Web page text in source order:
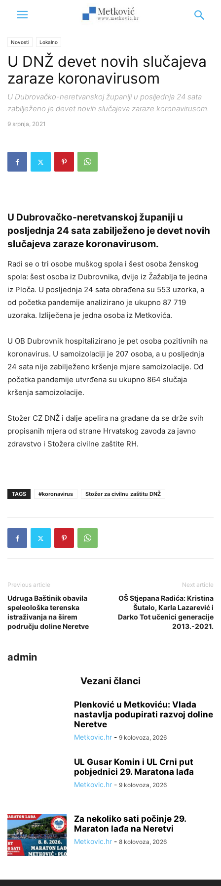
Novosti Lokalno
U DNŽ devet novih slučajeva
zaraze koronavirusom
U Dubrovačko-neretvanskoj županiji u posljednja 24 sata
zabilježeno je devet novih slučajeva zaraze koronavirusom.
9 srpnja, 2021
U Dubrovačko-neretvanskoj županiji u
posljednja 24 sata zabilježeno je devet novih
slučajeva zaraze koronavirusom.
Radi se o tri osobe muškog spola i šest osoba ženskog
spola: šest osoba iz Dubrovnika, dvije iz Žažablja te jedna
iz Ploča. U posljednja 24 sata obrađena su 553 uzorka, a
od početka pandemije analizirano je ukupno 87 719
uzoraka. Izliječena je jedna osoba iz Metkovića.
U OB Dubrovnik hospitalizirano je pet osoba pozitivnih na
koronavirus. U samoizolaciji je 207 osoba, a u posljednja
24 sata nije zabilježeno kršenje mjere samoizolacije. Od
početka pandemije utvrđena su ukupno 864 slučaja
kršenja samoizolacije.
Stožer CZ DNŽ i dalje apelira na građane da se drže svih
propisanih mjera od strane Hrvatskog zavoda za javno
zdravstvo i Stožera civilne zaštite RH.
TAGS #koronavirus Stožer za civilnu zaštitu DNŽ
Previous article
Udruga Baštinik obavila
speleološka terenska
istraživanja na širem
području doline Neretve
Next article
OŠ Stjepana Radića: Kristina
Šutalo, Karla Lazarević i
Darko Tot učenici generacije
2013.-2021.
admin
Vezani članci
Plenković u Metkoviću: Vlada
nastavlja podupirati razvoj doline
Neretve
Metkovic.hr - 9 kolovoza, 2026
UL Gusar Komin i UL Crni put
pobjednici 29. Maratona lađa
Metkovic.hr - 9 kolovoza, 2026
Za nekoliko sati počinje 29.
Maraton lađa na Neretvi
Metkovic.hr - 8 kolovoza, 2026